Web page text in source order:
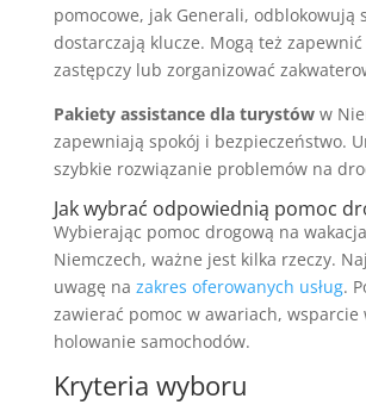
pomocowe, jak Generali, odblokowują
dostarczają klucze. Mogą też
zastępczy lub zorganizować
Pakiety assistance dla turystóww
zapewniają spokój i bezpieczeństwo.
szybkie rozwiązanie problemów na
Jak wybrać odpowiednią pomoc
Wybierając pomoc drogową na
Niemczech, ważne jest kilka rzeczy.
uwagę na zakres oferowanych usług.
zawierać pomoc w awariach, wsparcie
holowanie samochodów.
Kryteria wyboru